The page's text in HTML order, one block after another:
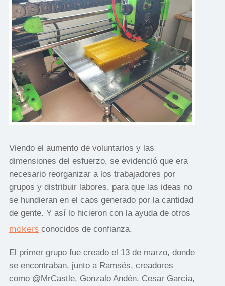
Viendo el aumento de voluntarios y las
dimensiones del esfuerzo, se evidenció que era
necesario reorganizar a los trabajadores por
grupos y distribuir labores, para que las ideas no
se hundieran en el caos generado por la cantidad
de gente. Y así lo hicieron con la ayuda de otros ​
makers ​ conocidos de confianza.
El primer grupo fue creado el 13 de marzo, donde
se encontraban, junto a Ramsés, creadores
como @MrCastle, Gonzalo Andén, Cesar García,